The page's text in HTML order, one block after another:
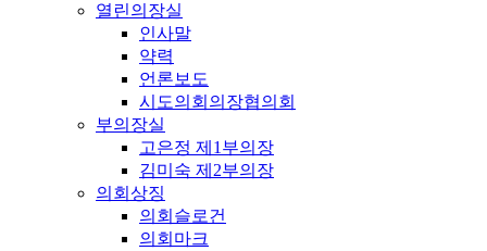
열린의장실
인사말
약력
언론보도
시도의회의장협의회
부의장실
고은정 제1부의장
김미숙 제2부의장
의회상징
의회슬로건
의회마크